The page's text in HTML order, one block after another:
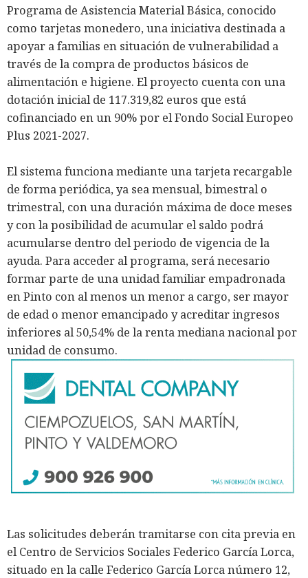
Programa de Asistencia Material Básica, conocido
como tarjetas monedero, una iniciativa destinada a
apoyar a familias en situación de vulnerabilidad a
través de la compra de productos básicos de
alimentación e higiene. El proyecto cuenta con una
dotación inicial de 117.319,82 euros que está
cofinanciado en un 90% por el Fondo Social Europeo
Plus 2021-2027.
El sistema funciona mediante una tarjeta recargable
de forma periódica, ya sea mensual, bimestral o
trimestral, con una duración máxima de doce meses
y con la posibilidad de acumular el saldo podrá
acumularse dentro del periodo de vigencia de la
ayuda. Para acceder al programa, será necesario
formar parte de una unidad familiar empadronada
en Pinto con al menos un menor a cargo, ser mayor
de edad o menor emancipado y acreditar ingresos
inferiores al 50,54% de la renta mediana nacional por
unidad de consumo.
Las solicitudes deberán tramitarse con cita previa en
el Centro de Servicios Sociales Federico García Lorca,
situado en la calle Federico García Lorca número 12,